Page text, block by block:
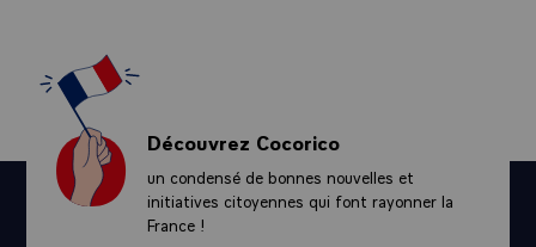
Découvrez Cocorico
un condensé de bonnes nouvelles et
initiatives citoyennes qui font rayonner la
France !